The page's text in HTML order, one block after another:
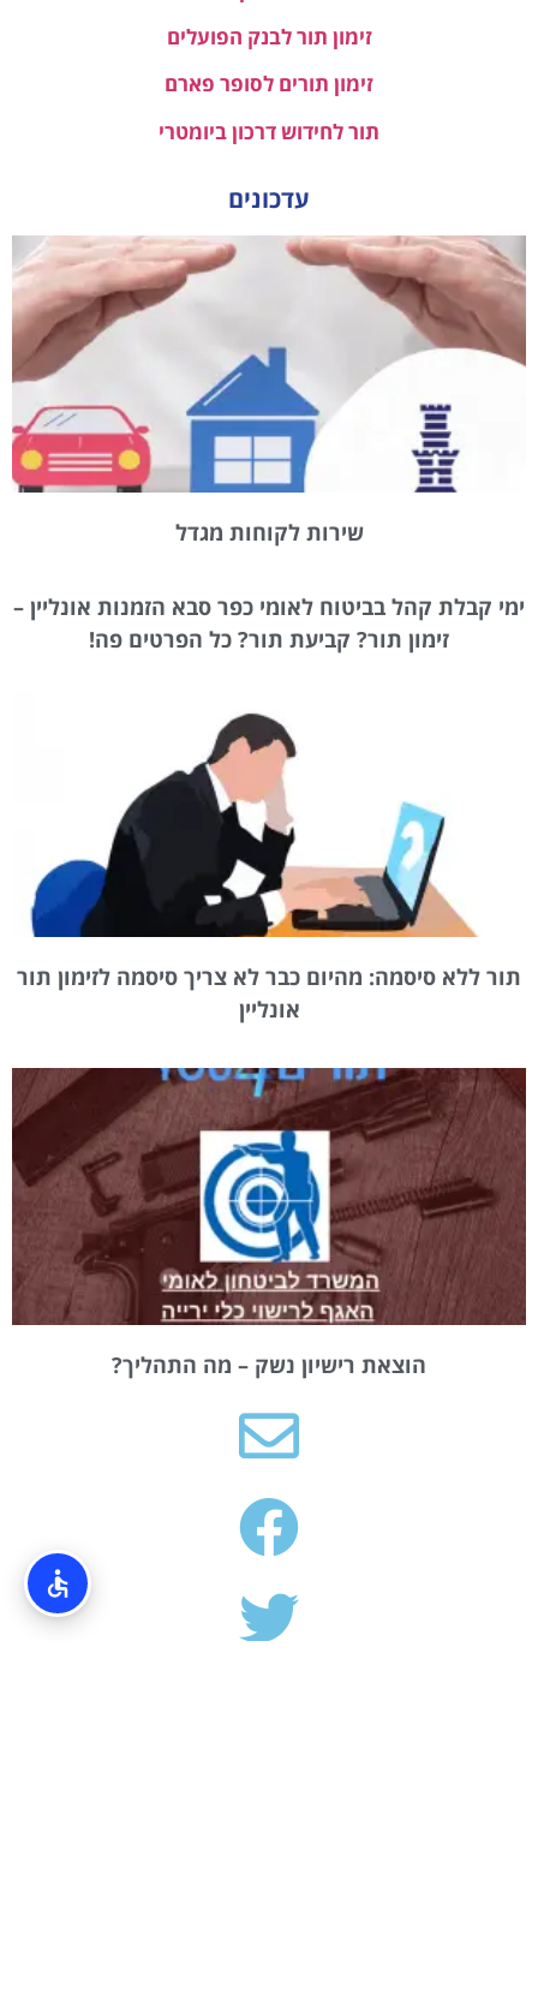
זימון תור לבנק הפועלים
זימון תורים לסופר פארם
תור לחידוש דרכון ביומטרי
עדכונים
שירות לקוחות מגדל
ימי קבלת קהל בביטוח לאומי כפר סבא הזמנות אונליין –
זימון תור? קביעת תור? כל הפרטים פה!
תור ללא סיסמה: מהיום כבר לא צריך סיסמה לזימון תור
אונליין
הוצאת רישיון נשק – מה התהליך?